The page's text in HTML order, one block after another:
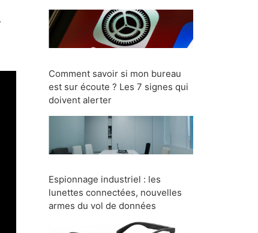
Comment savoir si mon bureau
est sur écoute ? Les 7 signes qui
doivent alerter
Espionnage industriel : les
lunettes connectées, nouvelles
armes du vol de données